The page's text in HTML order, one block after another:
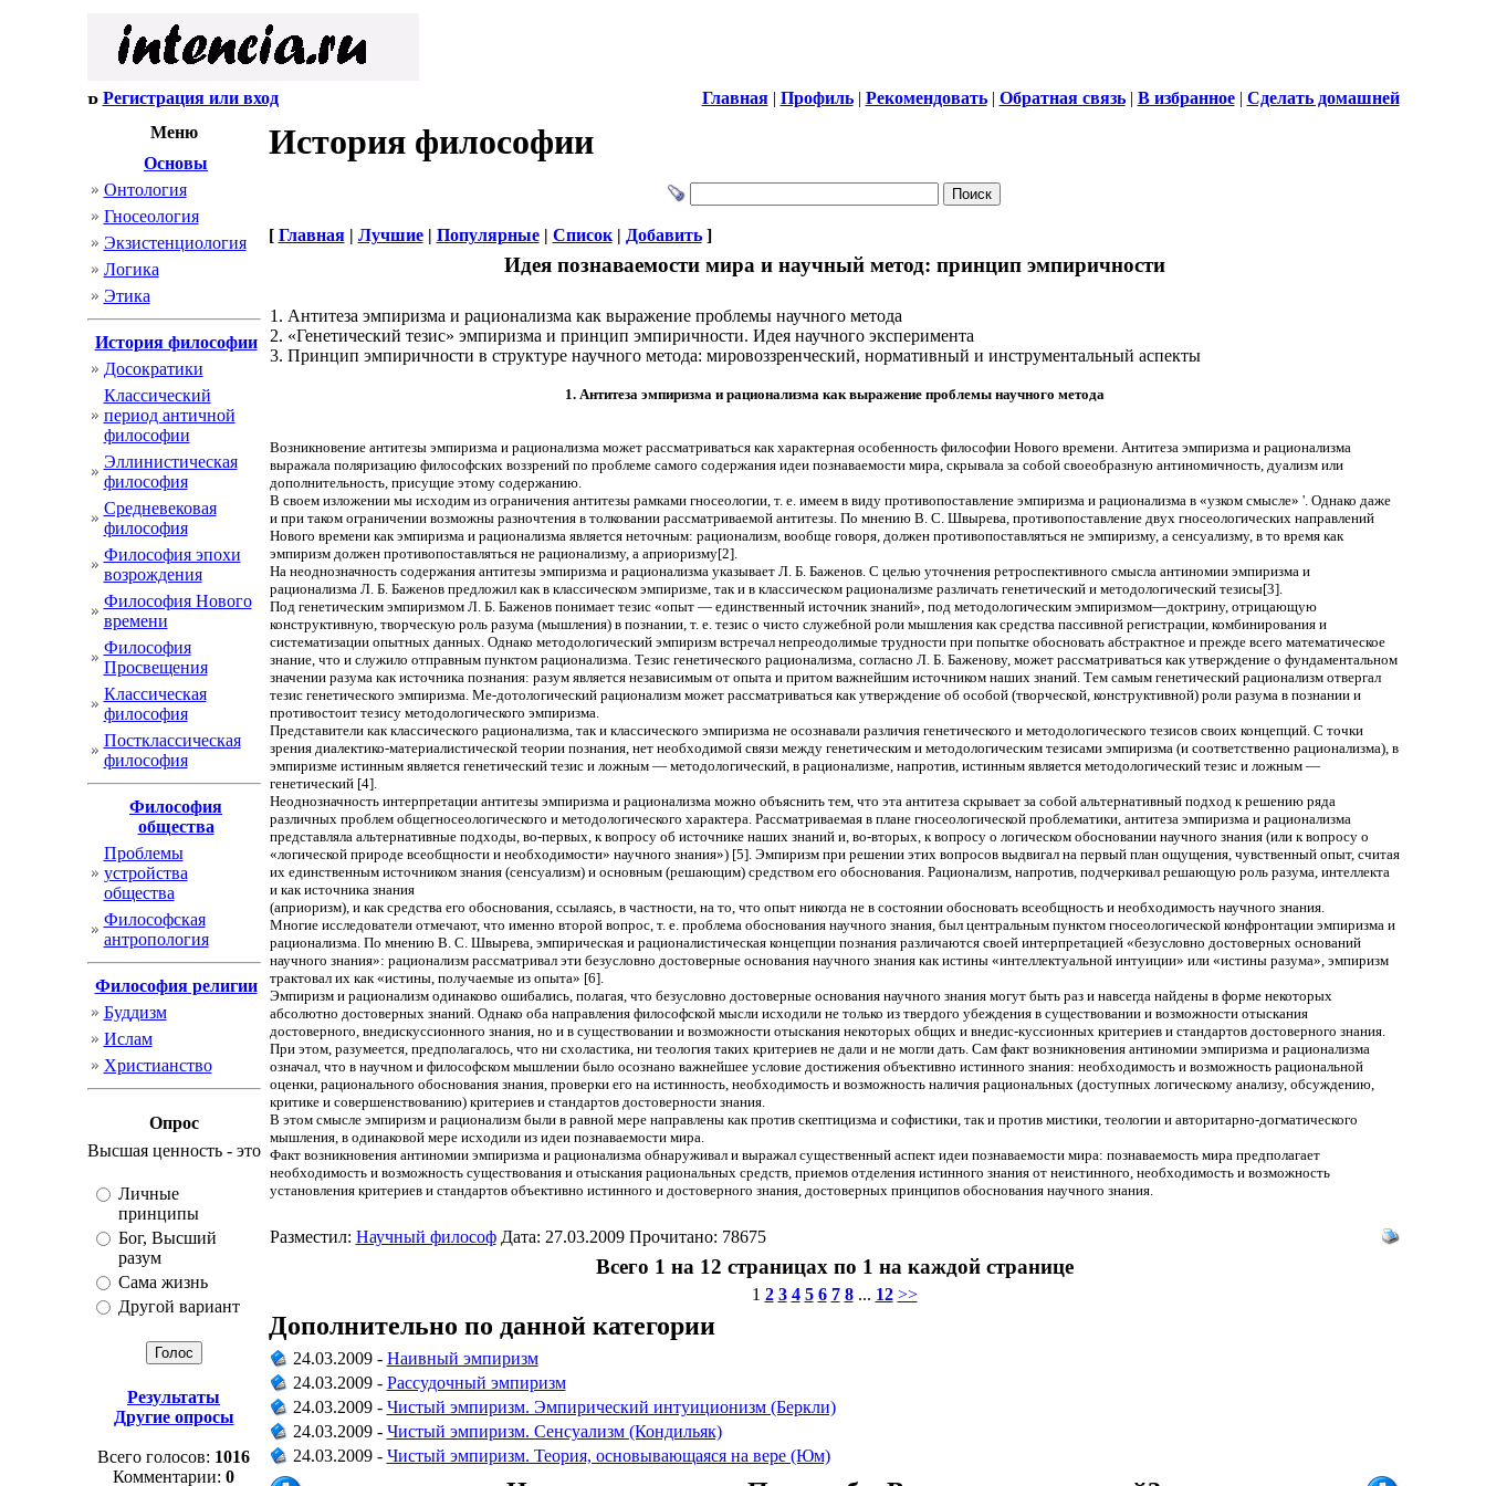
Регистрация или вход Главная| Профиль| Рекомендовать| Обратная связь| В избранное| Сделать домашней
Меню
Основы
Онтология
Гносеология
Экзистенциология
Логика
Этика
История философии
Досократики
Классический
период античной
философии
Эллинистическая
философия
Cредневековая
философия
Философия эпохи
возрождения
Философия Нового
времени
Философия
Просвещения
Классическая
философия
Постклассическая
философия
Философия
общества
Проблемы
устройства
общества
Философская
антропология
Философия религии
Буддизм
Ислам
Христианство
Опрос
Высшая ценность - это
Личные
принципы
Бог, Высший
разум
Сама жизнь
Другой вариант
Результаты
Другие опросы
Всего голосов: 1016
Комментарии: 0
История философии
[ Главная| Лучшие| Популярные| Список| Добавить]
Идея познаваемости мира и научный метод: принцип эмпиричности
1. Антитеза эмпиризма и рационализма как выражение проблемы научного метода
2. «Генетический тезис» эмпиризма и принцип эмпиричности. Идея научного эксперимента
3. Принцип эмпиричности в структуре научного метода: мировоззренческий, нормативный и инструментальный аспекты
1. Антитеза эмпиризма и рационализма как выражение проблемы научного метода
Возникновение антитезы эмпиризма и рационализма может рассматриваться как характерная особенность философии Нового времени. Антитеза эмпиризма и рационализма
выражала поляризацию философских воззрений по проблеме самого содержания идеи познаваемости мира, скрывала за собой своеобразную антиномичность, дуализм или
дополнительность, присущие этому содержанию.
В своем изложении мы исходим из ограничения антитезы рамками гносеологии, т. е. имеем в виду противопоставление эмпиризма и рационализма в «узком смысле» '. Однако даже
и при таком ограничении возможны разночтения в толковании рассматриваемой антитезы. По мнению В. С. Швырева, противопоставление двух гносеологических направлений
Нового времени как эмпиризма и рационализма является неточным: рационализм, вообще говоря, должен противопоставляться не эмпиризму, а сенсуализму, в то время как
эмпиризм должен противопоставляться не рационализму, а априоризму[2].
На неоднозначность содержания антитезы эмпиризма и рационализма указывает Л. Б. Баженов. С целью уточнения ретроспективного смысла антиномии эмпиризма и
рационализма Л. Б. Баженов предложил как в классическом эмпиризме, так и в классическом рационализме различать генетический и методологический тезисы[3].
Под генетическим эмпиризмом Л. Б. Баженов понимает тезис «опыт — единственный источник знаний», под методологическим эмпиризмом—доктрину, отрицающую
конструктивную, творческую роль разума (мышления) в познании, т. е. тезис о чисто служебной роли мышления как средства пассивной регистрации, комбинирования и
систематизации опытных данных. Однако методологический эмпиризм встречал непреодолимые трудности при попытке обосновать абстрактное и прежде всего математическое
знание, что и служило отправным пунктом рационализма. Тезис генетического рационализма, согласно Л. Б. Баженову, может рассматриваться как утверждение о фундаментальном
значении разума как источника познания: разум является независимым от опыта и притом важнейшим источником наших знаний. Тем самым генетический рационализм отвергал
тезис генетического эмпиризма. Ме-дотологический рационализм может рассматриваться как утверждение об особой (творческой, конструктивной) роли разума в познании и
противостоит тезису методологического эмпиризма.
Представители как классического рационализма, так и классического эмпиризма не осознавали различия генетического и методологического тезисов своих концепций. С точки
зрения диалектико-материалистической теории познания, нет необходимой связи между генетическим и методологическим тезисами эмпиризма (и соответственно рационализма), в
эмпиризме истинным является генетический тезис и ложным — методологический, в рационализме, напротив, истинным является методологический тезис и ложным —
генетический [4].
Неоднозначность интерпретации антитезы эмпиризма и рационализма можно объяснить тем, что эта антитеза скрывает за собой альтернативный подход к решению ряда
различных проблем общегносеологического и методологического характера. Рассматриваемая в плане гносеологической проблематики, антитеза эмпиризма и рационализма
представляла альтернативные подходы, во-первых, к вопросу об источнике наших знаний и, во-вторых, к вопросу о логическом обосновании научного знания (или к вопросу о
«логической природе всеобщности и необходимости» научного знания») [5]. Эмпиризм при решении этих вопросов выдвигал на первый план ощущения, чувственный опыт, считая
их единственным источником знания (сенсуализм) и основным (решающим) средством его обоснования. Рационализм, напротив, подчеркивал решающую роль разума, интеллекта
и как источника знания
(априоризм), и как средства его обоснования, ссылаясь, в частности, на то, что опыт никогда не в состоянии обосновать всеобщность и необходимость научного знания.
Многие исследователи отмечают, что именно второй вопрос, т. е. проблема обоснования научного знания, был центральным пунктом гносеологической конфронтации эмпиризма и
рационализма. По мнению В. С. Швырева, эмпирическая и рационалистическая концепции познания различаются своей интерпретацией «безусловно достоверных оснований
научного знания»: рационализм рассматривал эти безусловно достоверные основания научного знания как истины «интеллектуальной интуиции» или «истины разума», эмпиризм
трактовал их как «истины, получаемые из опыта» [6].
Эмпиризм и рационализм одинаково ошибались, полагая, что безусловно достоверные основания научного знания могут быть раз и навсегда найдены в форме некоторых
абсолютно достоверных знаний. Однако оба направления философской мысли исходили не только из твердого убеждения в существовании и возможности отыскания
достоверного, внедискуссионного знания, но и в существовании и возможности отыскания некоторых общих и внедис-куссионных критериев и стандартов достоверного знания.
При этом, разумеется, предполагалось, что ни схоластика, ни теология таких критериев не дали и не могли дать. Сам факт возникновения антиномии эмпиризма и рационализма
означал, что в научном и философском мышлении было осознано важнейшее условие достижения объективно истинного знания: необходимость и возможность рациональной
оценки, рационального обоснования знания, проверки его на истинность, необходимость и возможность наличия рациональных (доступных логическому анализу, обсуждению,
критике и совершенствованию) критериев и стандартов достоверности знания.
В этом смысле эмпиризм и рационализм были в равной мере направлены как против скептицизма и софистики, так и против мистики, теологии и авторитарно-догматического
мышления, в одинаковой мере исходили из идеи познаваемости мира.
Факт возникновения антиномии эмпиризма и рационализма обнаруживал и выражал существенный аспект идеи познаваемости мира: познаваемость мира предполагает
необходимость и возможность существования и отыскания рациональных средств, приемов отделения истинного знания от неистинного, необходимость и возможность
установления критериев и стандартов объективно истинного и достоверного знания, достоверных принципов обоснования научного знания.
Разместил: Научный философДата: 27.03.2009 Прочитано: 78675
Всего 1 на 12 страницах по 1 на каждой странице
1 2 3 4 5 6 7 8 ... 12 >>
Дополнительно по данной категории
24.03.2009 - Наивный эмпиризм
24.03.2009 - Рассудочный эмпиризм
24.03.2009 - Чистый эмпиризм. Эмпирический интуиционизм (Беркли)
24.03.2009 - Чистый эмпиризм. Сенсуализм (Кондильяк)
24.03.2009 - Чистый эмпиризм. Теория, основывающаяся на вере (Юм)